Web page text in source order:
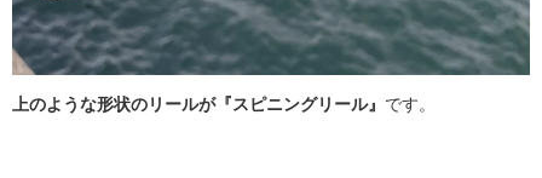
上のような形状のリールが『スピニングリール』 です。